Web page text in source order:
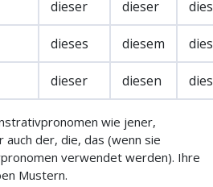
dieser dieser
dieses diesem
dieser diesen
wie jener,
der, die, das (wenn sie
verwendet werden). Ihre
Mustern.